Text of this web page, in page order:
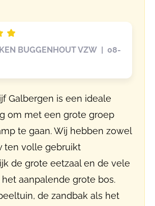
BUGGENHOUT VZW | 08-
Galbergen is een ideale
om met een grote groep
te gaan. Wij hebben zowel
ten volle gebruikt
de grote eetzaal en de vele
het aanpalende grote bos.
de zandbak als het